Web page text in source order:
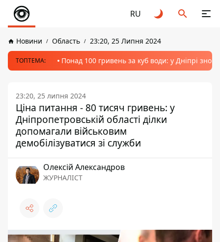
RU
Новини Область 23:20, 25 Липня 2024
ТОПТЕМА: Понад 100 гривень за куб води: у Дніпрі
23:20, 25 липня 2024
Ціна питання - 80 тисяч гривень: у
Дніпропетровській області ділки
допомагали військовим
демобілізуватися зі служби
Олексій Александров
ЖУРНАЛІСТ